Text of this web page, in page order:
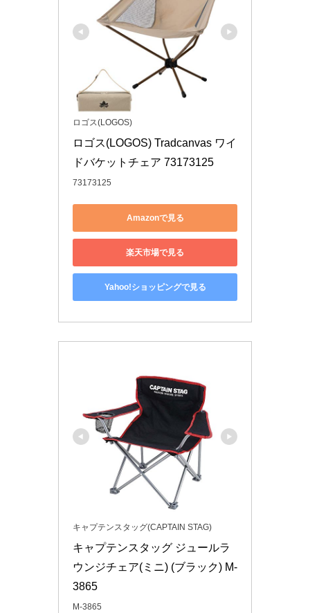
ロゴス(LOGOS)
ロゴス(LOGOS) Tradcanvas ワイ
ドバケットチェア 73173125
73173125
Amazonで見る
楽天市場で見る
Yahoo!ショッピングで見る
キャプテンスタッグ(CAPTAIN STAG)
キャプテンスタッグ ジュールラ
ウンジチェア(ミニ) (ブラック) M-
3865
M-3865